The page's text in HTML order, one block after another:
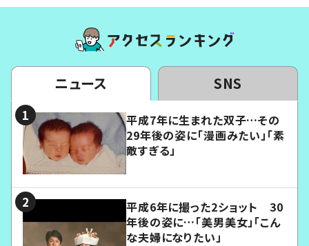
ニュース SNS
平成7年に生まれた双子…その
29年後の姿に「漫画みたい」「素
敵すぎる」
平成6年に撮った2ショット 30
年後の姿に…「美男美女」「こん
な夫婦になりたい」